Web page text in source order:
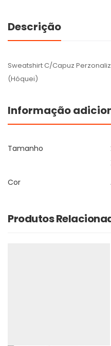
Descrição
Sweatshirt C/Capuz
(Hóquei)
Informação
Tamanho
Cor
Produtos